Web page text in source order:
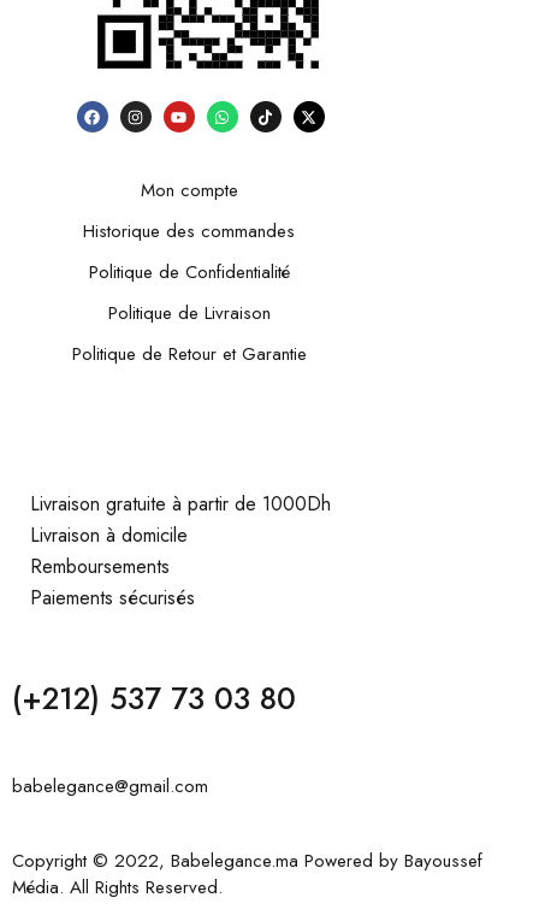
Mon compte
Historique des commandes
Politique de Confidentialité
Politique de Livraison
Politique de Retour et Garantie
Livraison gratuite à partir de 1000Dh
Livraison à domicile
Remboursements
Paiements sécurisés
(+212) 537 73 03 80
babelegance@gmail.com
Copyright © 2022, Babelegance.ma Powered by Bayoussef
Média. All Rights Reserved.